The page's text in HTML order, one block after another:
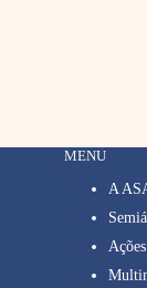
MENU
A
Ações